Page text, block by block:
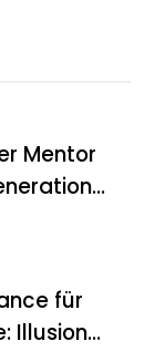
pro
– und
2026
Mentor
für
Illusion